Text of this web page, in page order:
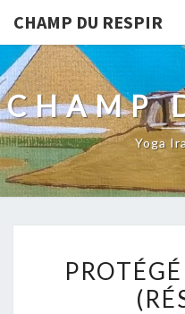
CHAMP DU RESPIR
CHAMP
Yoga